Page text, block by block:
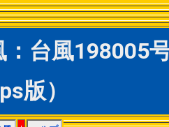
台風198005
版）